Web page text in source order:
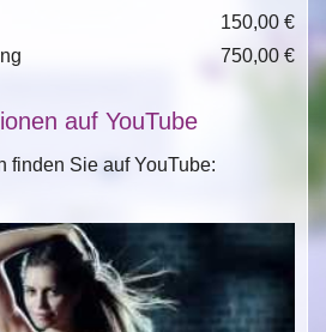
150,00 €
750,00 €
auf YouTube
finden Sie auf YouTube: